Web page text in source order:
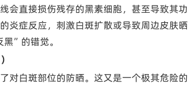
会直接损伤残存的黑素细胞，甚至导致其功
炎症反应，刺激白斑扩散或导致周边皮肤晒
”的错觉。
对白斑部位的防晒。这又是一个极其危险的